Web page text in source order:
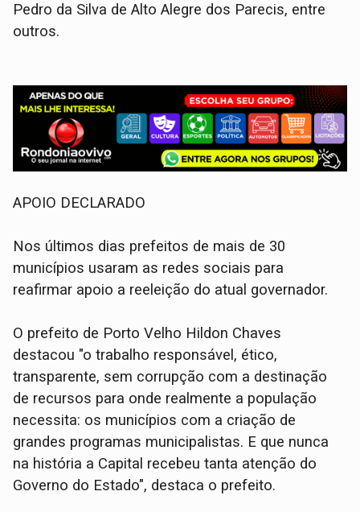
Pedro da Silva de Alto Alegre dos Parecis, entre
outros.
APOIO DECLARADO
Nos últimos dias prefeitos de mais de 30
municípios usaram as redes sociais para
reafirmar apoio a reeleição do atual governador.
O prefeito de Porto Velho Hildon Chaves
destacou "o trabalho responsável, ético,
transparente, sem corrupção com a destinação
de recursos para onde realmente a população
necessita: os municípios com a criação de
grandes programas municipalistas. E que nunca
na história a Capital recebeu tanta atenção do
Governo do Estado", destaca o prefeito.